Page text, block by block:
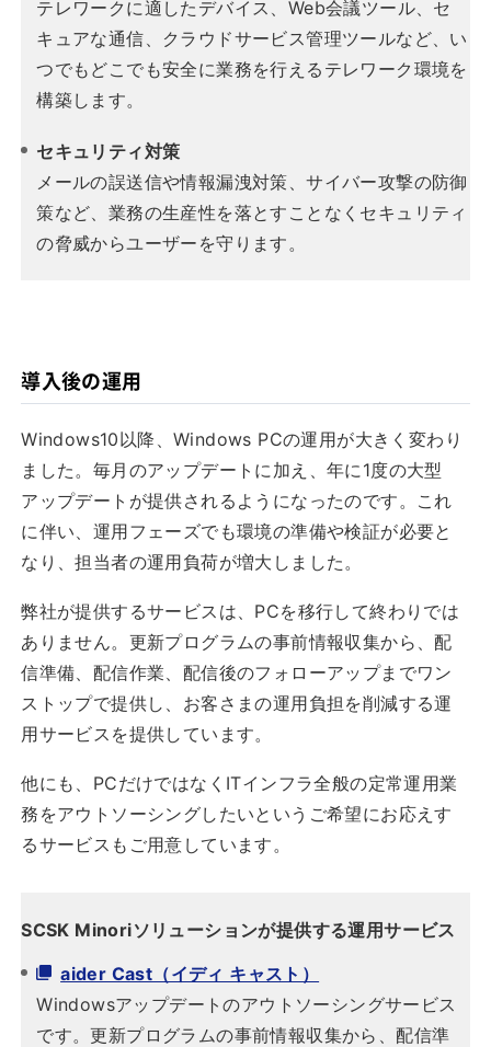
テレワークに適したデバイス、Web会議ツール、セ
キュアな通信、クラウドサービス管理ツールなど、い
つでもどこでも安全に業務を行えるテレワーク環境を
構築します。
セキュリティ対策
メールの誤送信や情報漏洩対策、サイバー攻撃の防御
策など、業務の生産性を落とすことなくセキュリティ
の脅威からユーザーを守ります。
導入後の運用
Windows10以降、Windows PCの運用が大きく変わり
ました。毎月のアップデートに加え、年に1度の大型
アップデートが提供されるようになったのです。これ
に伴い、運用フェーズでも環境の準備や検証が必要と
なり、担当者の運用負荷が増大しました。
弊社が提供するサービスは、PCを移行して終わりでは
ありません。更新プログラムの事前情報収集から、配
信準備、配信作業、配信後のフォローアップまでワン
ストップで提供し、お客さまの運用負担を削減する運
用サービスを提供しています。
他にも、PCだけではなくITインフラ全般の定常運用業
務をアウトソーシングしたいというご希望にお応えす
るサービスもご用意しています。
SCSK Minoriソリューションが提供する運用サービス
aider Cast（イディ キャスト）
Windowsアップデートのアウトソーシングサービス
です。更新プログラムの事前情報収集から、配信準